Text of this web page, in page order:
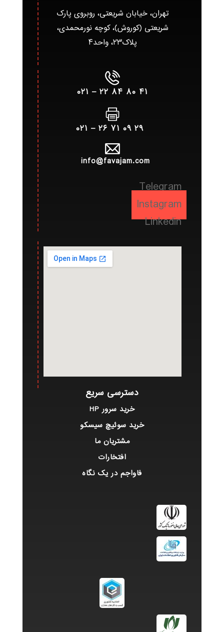
تهران، خیابان شریعتی، روبروی پارک
شریعتی (کوروش)، کوچه نورمحمدی،
پلاک۲۳، واحد۴
۴۱ ۸۰ ۸۴ ۲۲ – ۰۲۱
۲۹ ۰۹ ۷۱ ۲۶ – ۰۲۱
info@favajam.com
Telegram
Instagram
Linkedin
دسترسی سریع
خرید سرور HP
خرید سوئیچ سیسکو
مشتریان ما
افتخارات
فاواجم در یک نگاه